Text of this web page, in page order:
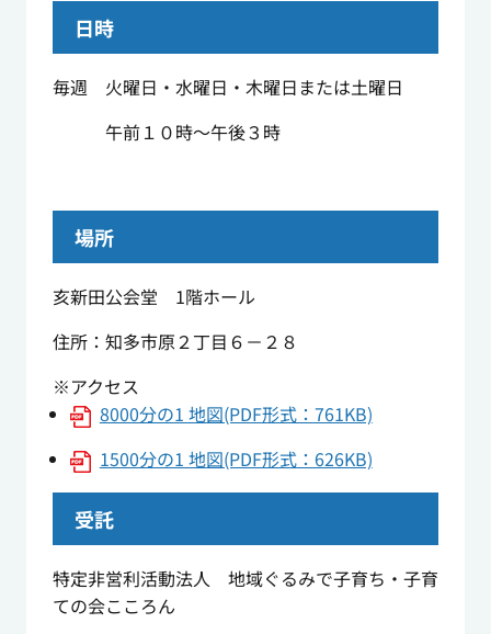
日時
毎週 火曜日・水曜日・木曜日または土曜日
午前１０時～午後３時
場所
亥新田公会堂 1階ホール
住所：知多市原２丁目６－２８
※アクセス
8000分の1 地図(PDF形式：761KB)
1500分の1 地図(PDF形式：626KB)
受託
特定非営利活動法人 地域ぐるみで子育ち・子育
ての会こころん